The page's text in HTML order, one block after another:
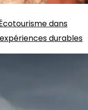
dans
durables